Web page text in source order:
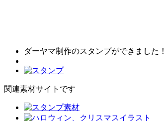
ダーヤマ制作のスタンプができました！
関連素材サイトです